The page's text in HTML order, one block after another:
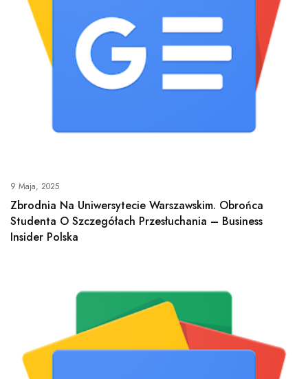
9 Maja, 2025
Zbrodnia Na Uniwersytecie Warszawskim. Obrońca
Studenta O Szczegółach Przesłuchania – Business
Insider Polska